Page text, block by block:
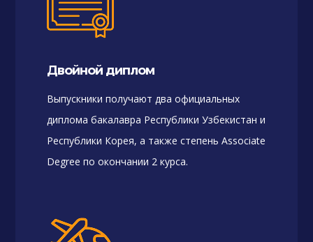
Двойной диплом
Выпускники получают два официальных
диплома бакалавра Республики Узбекистан и
Республики Корея, а также степень Associate
Degree по окончании 2 курса.